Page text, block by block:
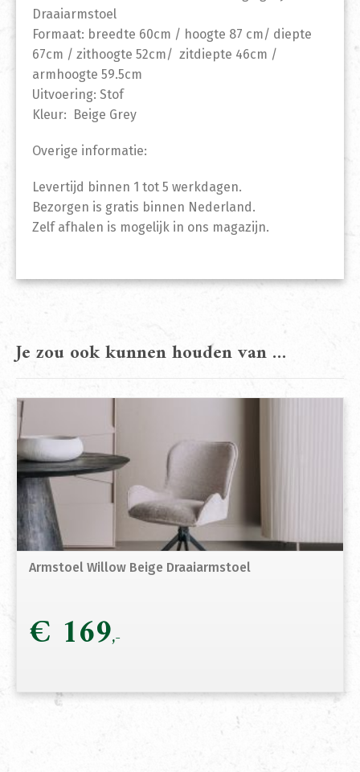
Draaiarmstoel
Formaat: breedte 60cm / hoogte 87 cm/ diepte
67cm / zithoogte 52cm/ zitdiepte 46cm /
armhoogte 59.5cm
Uitvoering: Stof
Kleur: Beige Grey
Overige informatie:
Levertijd binnen 1 tot 5 werkdagen.
Bezorgen is gratis binnen Nederland.
Zelf afhalen is mogelijk in ons magazijn.
Je zou ook kunnen houden van …
Armstoel Willow Beige Draaiarmstoel
€ 169